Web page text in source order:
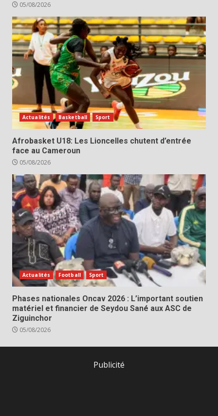
05/08/2026
Actualités Basketball Sport
Afrobasket U18: Les Lioncelles chutent d’entrée
face au Cameroun
05/08/2026
Actualités Football Sport
Phases nationales Oncav 2026 : L’important soutien
matériel et financier de Seydou Sané aux ASC de
Ziguinchor
05/08/2026
Publicité